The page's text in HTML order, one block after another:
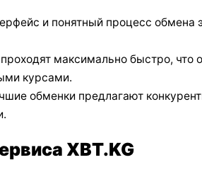
и понятный процесс обмена
максимально быстро, что
курсами.
обменки предлагают
XBT.KG